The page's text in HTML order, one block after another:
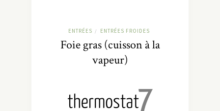
ENTRÉES / ENTRÉES FROIDES
Foie gras (cuisson à la
vapeur)